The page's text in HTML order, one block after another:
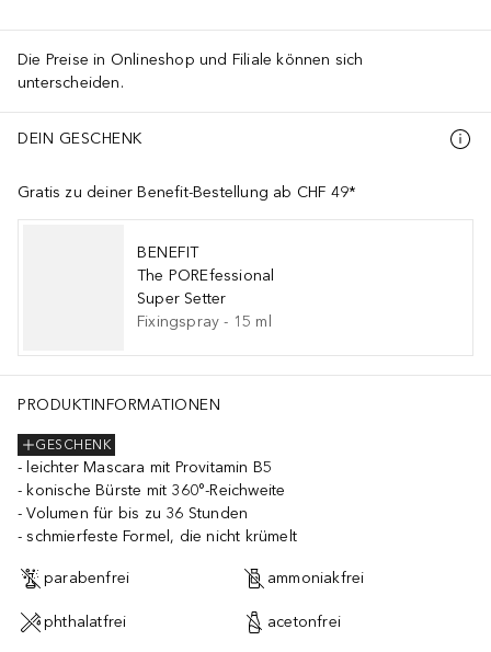
Die Preise in Onlineshop und Filiale können sich
unterscheiden.
DEIN GESCHENK
Gratis zu deiner Benefit-Bestellung ab CHF 49*
BENEFIT
The POREfessional
Super Setter
Fixingspray - 15 ml
PRODUKTINFORMATIONEN
GESCHENK
leichter Mascara mit Provitamin B5
konische Bürste mit 360°-Reichweite
Volumen für bis zu 36 Stunden
schmierfeste Formel, die nicht krümelt
parabenfrei ammoniakfrei
phthalatfrei acetonfrei